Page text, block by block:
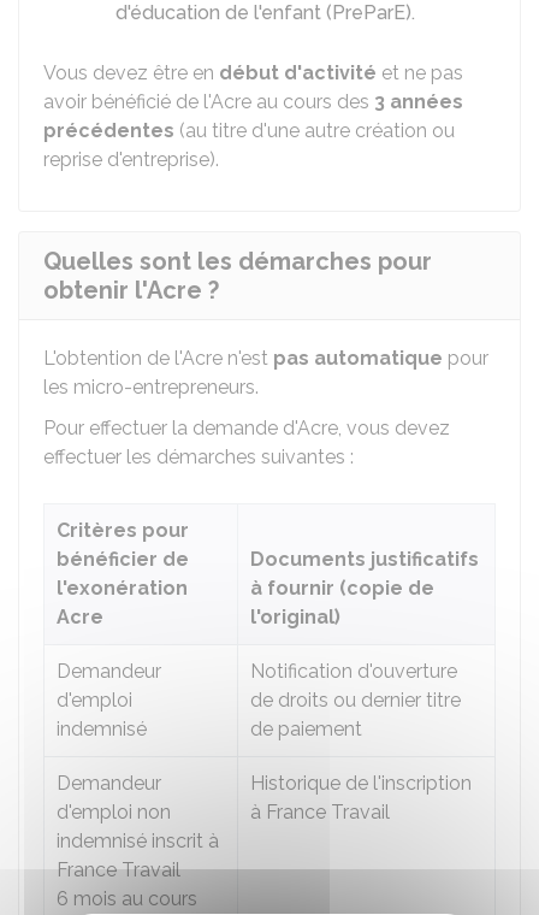
d'éducation de l'enfant (PreParE).
Vous devez être en début d'activité et ne pas
avoir bénéficié de l'Acre au cours des 3 années
précédentes (au titre d'une autre création ou
reprise d'entreprise).
Quelles sont les démarches pour
obtenir l'Acre ?
L'obtention de l'Acre n'est pas automatique pour
les micro-entrepreneurs.
Pour effectuer la demande d'Acre, vous devez
effectuer les démarches suivantes :
Critères pour
bénéficier de
l'exonération
Acre
Documents justificatifs
à fournir (copie de
l'original)
Demandeur
d'emploi
indemnisé
Notification d'ouverture
de droits ou dernier titre
de paiement
Demandeur
d'emploi non
indemnisé inscrit à
France Travail
6 mois au cours
Historique de l'inscription
à France Travail